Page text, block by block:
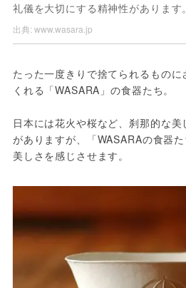
礼儀を大切にする精神性があります。
出典: www.wasara.jp
たった一度きりで捨てられるもの
くれる「WASARA」の食器たち。
日本には花火や桜など、刹那的な
がありますが、「WASARAの食器
美しさを感じさせます。